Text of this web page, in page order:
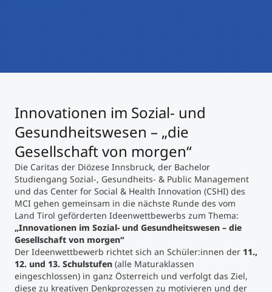
Micro Credentials
Masterclasses
Management-Seminare
Technische Weiterbildung
Maßgeschneiderte Programme
Innovationen im Sozial- und
Gesundheitswesen – „die
Gesellschaft von morgen“
Die Caritas der Diözese Innsbruck, der Bachelor
Studiengang Sozial-, Gesundheits- & Public Management
und das Center for Social & Health Innovation (CSHI) des
MCI gehen gemeinsam in die nächste Runde des vom
Land Tirol geförderten Ideenwettbewerbs zum Thema:
„Innovationen im Sozial- und Gesundheitswesen – die
Gesellschaft von morgen“
Der Ideenwettbewerb richtet sich an Schüler:innen der 11.,
12. und 13. Schulstufen (alle Maturaklassen
eingeschlossen) in ganz Österreich und verfolgt das Ziel,
diese zu kreativen Denkprozessen zu motivieren und der